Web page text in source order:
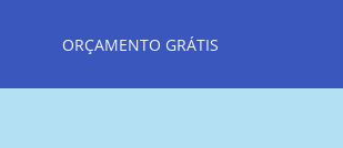
ORÇAMENTO GRÁTIS